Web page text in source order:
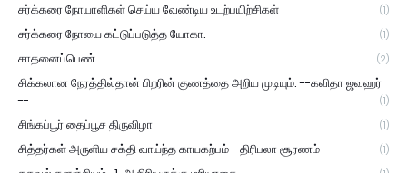
சர்க்கரை நோயாளிகள் செய்ய வேண்டிய உடற்பயிற்சிகள் (1)
சர்க்கரை நோயை கட்டுப்படுத்த யோகா. (1)
சாதனைப்பெண் (2)
சிக்கலான நேரத்தில்தான் பிறரின் குணத்தை அறிய முடியும். --கவிதா ஜவஹர்
--
(1)
சிங்கப்பூர் தைப்பூச திருவிழா (1)
சித்தர்கள் அருளிய சக்தி வாய்ந்த காயகற்பம் - திரிபலா சூரணம் (1)